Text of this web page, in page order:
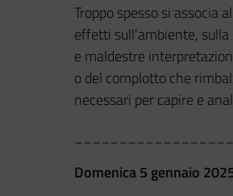
Troppo spesso si associa
effetti sull’ambiente,
e maldestre
o del complotto che
necessari per capire e
Domenica 5 gennaio